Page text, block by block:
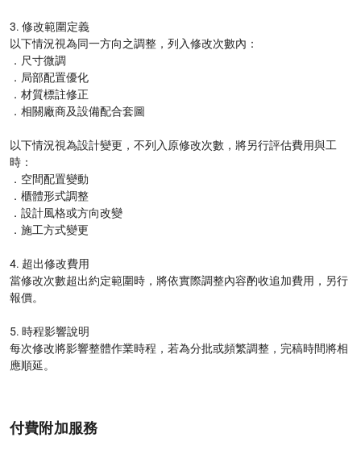
3. 修改範圍定義
以下情況視為同一方向之調整，列入修改次數內：
．尺寸微調
．局部配置優化
．材質標註修正
．相關廠商及設備配合套圖
以下情況視為設計變更，不列入原修改次數，將另行評估費用與工
時：
．空間配置變動
．櫃體形式調整
．設計風格或方向改變
．施工方式變更
4. 超出修改費用
當修改次數超出約定範圍時，將依實際調整內容酌收追加費用，另行
報價。
5. 時程影響說明
每次修改將影響整體作業時程，若為分批或頻繁調整，完稿時間將相
應順延。
付費附加服務